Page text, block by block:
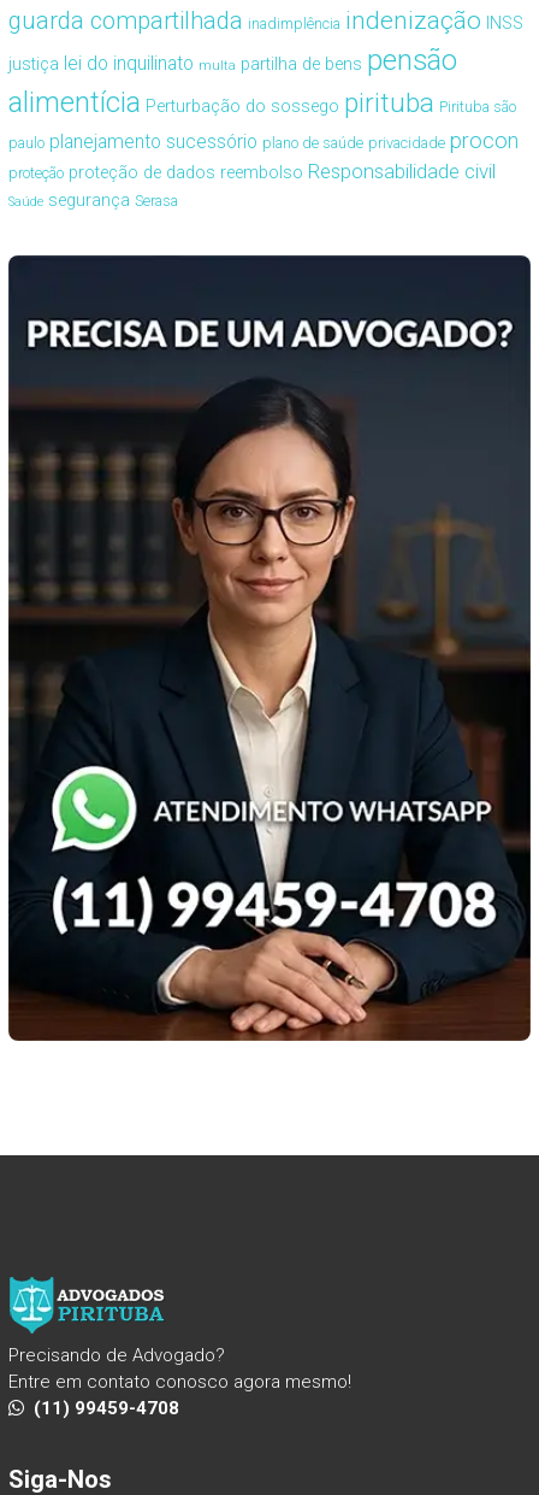
guarda compartilhada inadimplência indenização INSS
justiça lei do inquilinato multa partilha de bens pensão
alimentícia Perturbação do sossego pirituba Pirituba são
paulo planejamento sucessório plano de saúde privacidade procon
proteção proteção de dados reembolso Responsabilidade civil
Saúde segurança Serasa
Precisando de Advogado?
Entre em contato conosco agora mesmo!
(11) 99459-4708
Siga-Nos